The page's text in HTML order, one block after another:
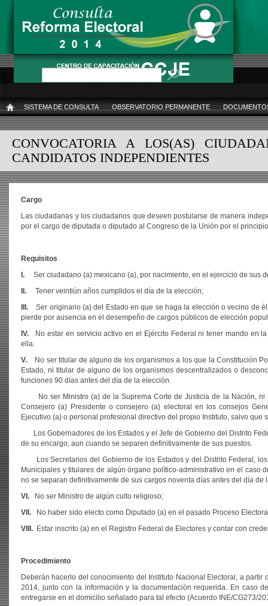
contenido
SISTEMA DE CONSULTA OBSERVATORIO PERMANENTE
CONVOCATORIA A LOS(AS)
CANDIDATOS INDEPENDIENTES
Cargo
Las ciudadanas y los ciudadanos que deseen postularse de manera
por el cargo de diputada o diputado al Congreso de la Unión por el
Requisitos
I.
Ser ciudadano (a) mexicano (a), por nacimiento, en el ejercicio de sus
II.
Tener veintiún años cumplidos el día de la elección;
III.
Ser originario (a) del Estado en que se haga la elección o vecino de
pierde por ausencia en el desempeño de cargos públicos de elección
IV.
No estar en servicio activo en el Ejército Federal ni tener mando en
ella.
V.
No ser titular de alguno de los organismos a los que la Constitución
Estado, ni titular de alguno de los organismos descentralizados o
funciones 90 días antes del día de la elección.
No ser Ministro (a) de la Suprema Corte de Justicia de la Nación, ni
Consejero (a) Presidente o consejero (a) electoral en los consejos
Ejecutivo (a) o personal profesional directivo del propio Instituto, salvo
Los Gobernadores de los Estados y el Jefe de Gobierno del Distrito
de su encargo, aun cuando se separen definitivamente de sus puestos.
Los Secretarios del Gobierno de los Estados y del Distrito Federal, los
Municipales y titulares de algún órgano político-administrativo en el caso
no se separan definitivamente de sus cargos noventa días antes del día de
VI.
No ser Ministro de algún culto religioso;
VII.
No haber sido electo como Diputado (a) en el pasado Proceso
VIII. Estar inscrito (a) en el Registro Federal de Electores y contar con
Procedimiento
Deberán hacerlo del conocimiento del Instituto Nacional Electoral, a
2014, junto con la información y la documentación requerida. En caso
entregarse en el domicilio señalado para tal efecto (Acuerdo INE/CG273/